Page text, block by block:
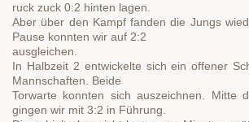
ruck zuck 0:2 hinten lagen.
Aber über den Kampf fanden die Jungs
Pause konnten wir auf 2:2
ausgleichen.
In Halbzeit 2 entwickelte sich ein offener
Mannschaften. Beide
Torwarte konnten sich auszeichnen. Mitte
gingen wir mit 3:2 in Führung.